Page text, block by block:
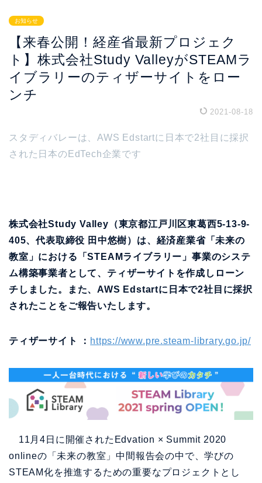
お知らせ
【来春公開！経産省最新プロジェク
ト】株式会社Study ValleyがSTEAMラ
イブラリーのティザーサイトをロー
ンチ
2021-08-18
スタディバレーは、AWS Edstartに日本で2社目に採択
された日本のEdTech企業です
株式会社Study Valley（東京都江戸川区東葛西5-13-9-
405、代表取締役 田中悠樹）は、経済産業省「未来の
教室」における「STEAMライブラリー」事業のシステ
ム構築事業者として、ティザーサイトを作成しローン
チしました。また、AWS Edstartに日本で2社目に採択
されたことをご報告いたします。
ティザーサイト ： https://www.pre.steam-library.go.jp/
11月4日に開催されたEdvation × Summit 2020
onlineの「未来の教室」中間報告会の中で、学びの
STEAM化を推進するための重要なプロジェクトとし